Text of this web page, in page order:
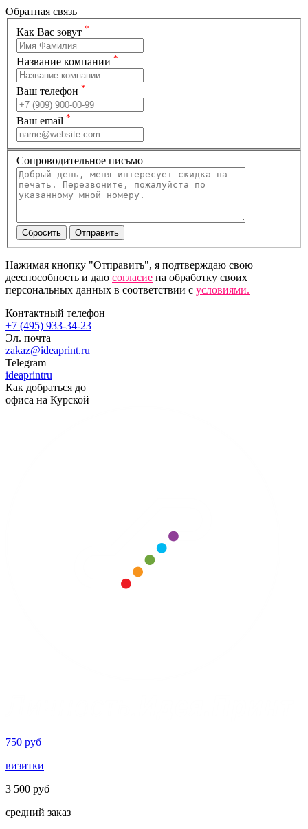
Обратная связь
Как Вас зовут *
Название компании *
Ваш телефон *
Ваш email *
Сопроводительное письмо
Нажимая кнопку "Отправить", я подтверждаю свою
дееспособность и даю согласие на обработку своих
персональных данных в соответствии с условиями.
Контактный телефон
+7 (495) 933-34-23
Эл. почта
zakaz@ideaprint.ru
Telegram
ideaprintru
Как добраться до
офиса на Курской
750 руб
визитки
3 500 руб
средний заказ